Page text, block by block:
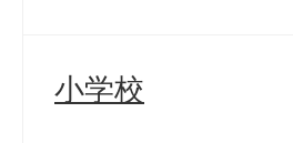
小学校